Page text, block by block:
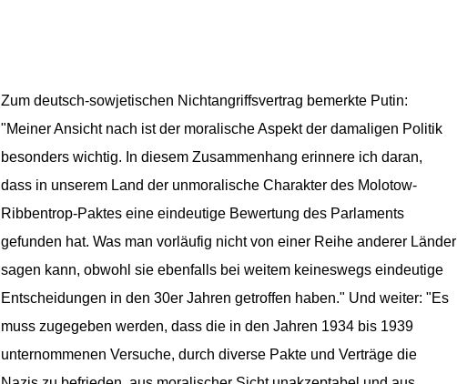
Zum deutsch-sowjetischen Nichtangriffsvertrag bemerkte Putin:
"Meiner Ansicht nach ist der moralische Aspekt der damaligen Politik
besonders wichtig. In diesem Zusammenhang erinnere ich daran,
dass in unserem Land der unmoralische Charakter des Molotow-
Ribbentrop-Paktes eine eindeutige Bewertung des Parlaments
gefunden hat. Was man vorläufig nicht von einer Reihe anderer Länder
sagen kann, obwohl sie ebenfalls bei weitem keineswegs eindeutige
Entscheidungen in den 30er Jahren getroffen haben." Und weiter: "Es
muss zugegeben werden, dass die in den Jahren 1934 bis 1939
unternommenen Versuche, durch diverse Pakte und Verträge die